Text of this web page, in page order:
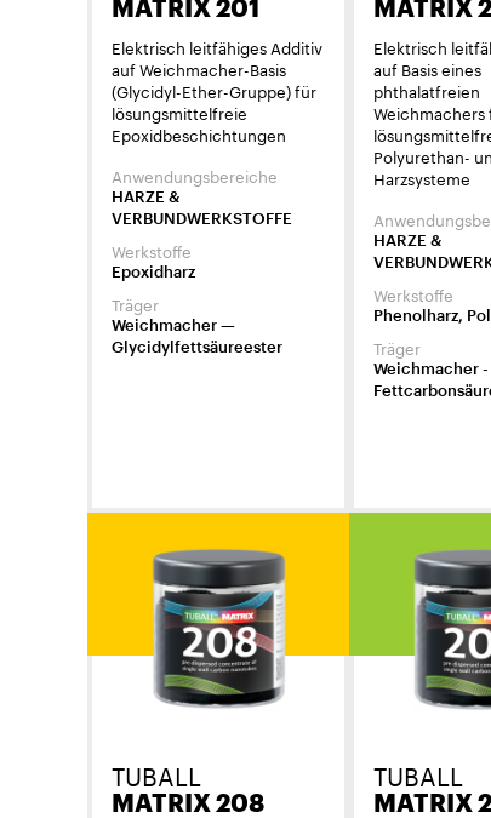
MATRIX 201
Elektrisch leitfähiges Additiv
auf Weichmacher-Basis
(Glycidyl-Ether-Gruppe) für
lösungsmittelfreie
Epoxidbeschichtungen
Anwendungsbereiche
HARZE &
VERBUNDWERKSTOFFE
Werkstoffe
Epoxidharz
Träger
Weichmacher —
Glycidylfettsäureester
MATRIX
Elektrisch
auf Basis eines
phthalatfreien
Weichmachers
Polyurethan-
Harzsysteme
HARZE &
Werkstoffe
Phenolharz,
Träger
Weichmacher
TUBALL
MATRIX 208
TUBALL
MATRIX